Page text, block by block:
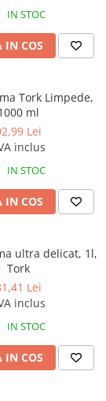
IN STOC
IN COS
Tork Limpede,
ml
Lei
inclus
IN STOC
IN COS
ultra delicat, 1l,
Tork
Lei
inclus
IN STOC
IN COS